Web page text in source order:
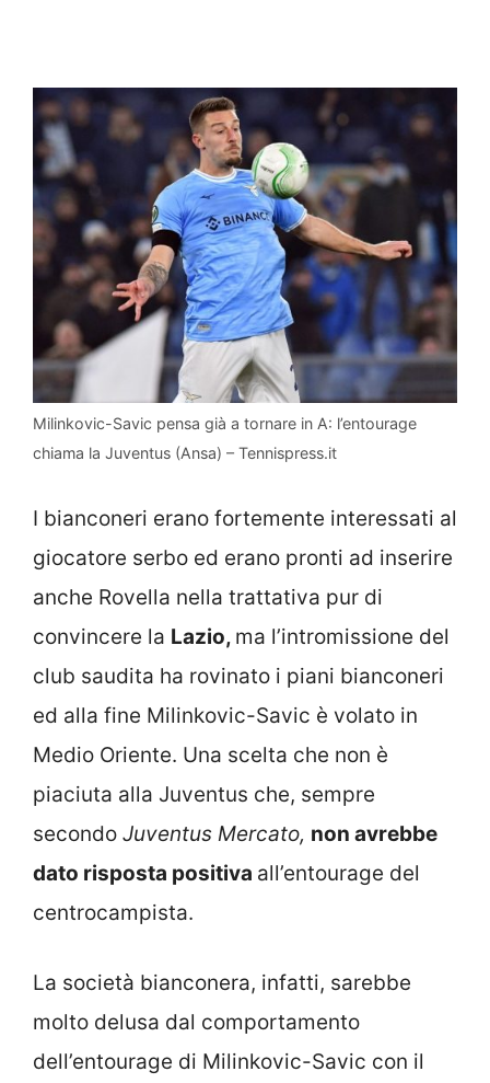
Milinkovic-Savic pensa già a tornare in A: l’entourage
chiama la Juventus (Ansa) – Tennispress.it
I bianconeri erano fortemente interessati al
giocatore serbo ed erano pronti ad inserire
anche Rovella nella trattativa pur di
convincere la Lazio, ma l’intromissione del
club saudita ha rovinato i piani bianconeri
ed alla fine Milinkovic-Savic è volato in
Medio Oriente. Una scelta che non è
piaciuta alla Juventus che, sempre
secondo Juventus Mercato, non avrebbe
dato risposta positiva all’entourage del
centrocampista.
La società bianconera, infatti, sarebbe
molto delusa dal comportamento
dell’entourage di Milinkovic-Savic con il